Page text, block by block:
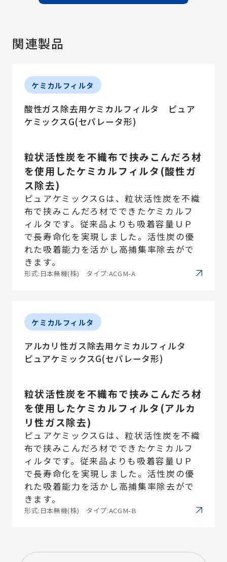
関連製品
ケミカルフィルタ
酸性ガス除去用ケミカルフィルタ ピュア
ケミックスG(セパレータ形)
粒状活性炭を不織布で挟みこんだろ材
を使用したケミカルフィルタ(酸性ガ
ス除去)
ピュアケミックスGは、粒状活性炭を不織
布で挟みこんだろ材でできたケミカルフ
ィルタです。従来品よりも吸着容量ＵＰ
で長寿命化を実現しました。活性炭の優
れた吸着能力を活かし高捕集率除去がで
きます。
形式:日本無機(株) タイプ:ACGM-A
ケミカルフィルタ
アルカリ性ガス除去用ケミカルフィルタ
ピュアケミックスG(セパレータ形)
粒状活性炭を不織布で挟みこんだろ材
を使用したケミカルフィルタ(アルカ
リ性ガス除去)
ピュアケミックスGは、粒状活性炭を不織
布で挟みこんだろ材でできたケミカルフ
ィルタです。従来品よりも吸着容量ＵＰ
で長寿命化を実現しました。活性炭の優
れた吸着能力を活かし高捕集率除去がで
きます。
形式:日本無機(株) タイプ:ACGM-B